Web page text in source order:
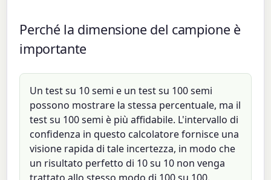
Perché la dimensione del campione è
importante
Un test su 10 semi e un test su 100 semi
possono mostrare la stessa percentuale, ma il
test su 100 semi è più affidabile. L'intervallo di
confidenza in questo calcolatore fornisce una
visione rapida di tale incertezza, in modo che
un risultato perfetto di 10 su 10 non venga
trattato allo stesso modo di 100 su 100.